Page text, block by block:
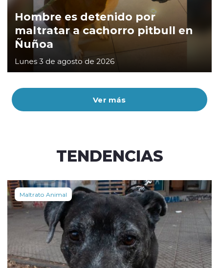
Ver más
Hombre es detenido por
maltratar a cachorro pitbull en
Ñuñoa
Lunes 3 de agosto de 2026
TENDENCIAS
Maltrato Animal